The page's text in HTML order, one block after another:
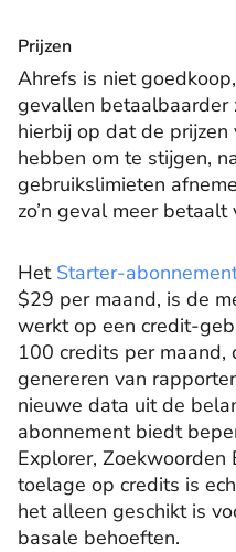
Prijzen
Ahrefs is niet
gevallen betaalbaarder
hierbij op dat de
hebben om te stijgen,
gebruikslimieten
zo’n geval meer
Het Starter-
$29 per maand, is de
werkt op een credit-
100 credits per
genereren van
nieuwe data uit de
abonnement biedt
Explorer, Zoekwoorden
toelage op credits is
het alleen geschikt is
basale behoeften.